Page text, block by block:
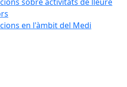
en l'àmbit del Medi